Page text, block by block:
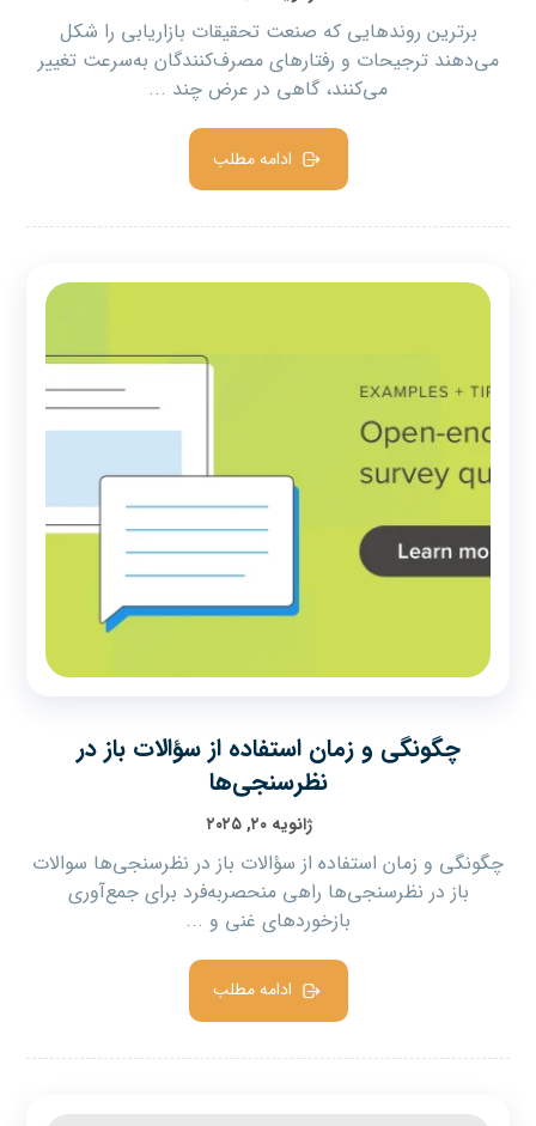
برترین روندهایی که صنعت تحقیقات بازاریابی را شکل
می‌دهند ترجیحات و رفتارهای مصرف‌کنندگان به‌سرعت تغییر
می‌کنند، گاهی در عرض چند ...
ادامه مطلب
چگونگی و زمان استفاده از سؤالات باز در
نظرسنجی‌ها
ژانویه ۲۰, ۲۰۲۵
چگونگی و زمان استفاده از سؤالات باز در نظرسنجی‌ها سوالات
باز در نظرسنجی‌ها راهی منحصربه‌فرد برای جمع‌آوری
بازخوردهای غنی و ...
ادامه مطلب